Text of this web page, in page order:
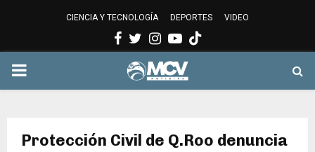
CIENCIA Y TECNOLOGÍA DEPORTES VIDEO
Facebook
Twitter
Instagram
Youtube
PRIMARY
Protección Civil de Q.Roo denuncia